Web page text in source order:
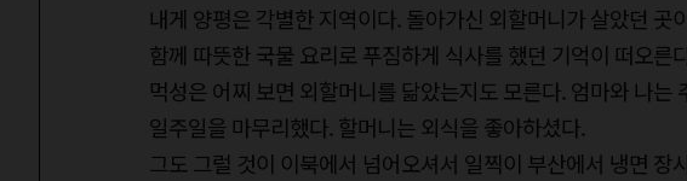
내게 양평은 각별한 지역이다. 돌아가신 외할머니가 살았던 곳
함께 따뜻한 국물 요리로 푸짐하게 식사를 했던 기억이 떠오른
먹성은 어찌 보면 외할머니를 닮았는지도 모른다. 엄마와 나는
일주일을 마무리했다. 할머니는 외식을 좋아하셨다.
그도 그럴 것이 이북에서 넘어오셔서 일찍이 부산에서 냉면 장